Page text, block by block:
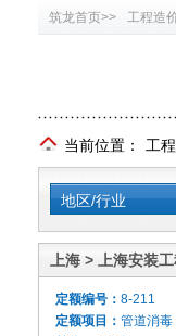
筑龙首页>> 工程造
当前位置： 工
地区/行业
上海 > 上海安装
定额编号： 8-211
定额项目： 管道消